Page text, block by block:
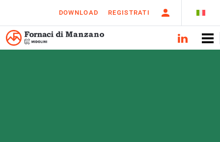
DOWNLOAD REGISTRATI